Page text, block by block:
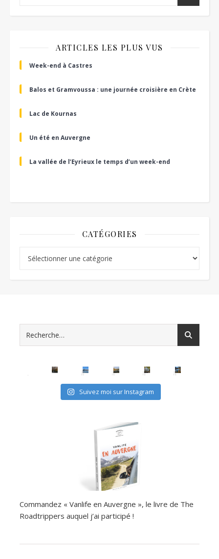
ARTICLES LES PLUS VUS
Week-end à Castres
Balos et Gramvoussa : une journée croisière en Crète
Lac de Kournas
Un été en Auvergne
La vallée de l’Eyrieux le temps d’un week-end
CATÉGORIES
Suivez moi sur Instagram
Commandez « Vanlife en Auvergne », le livre de The
Roadtrippers auquel j’ai participé !